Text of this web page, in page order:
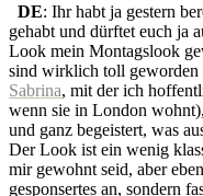
DE: Ihr habt ja gestern
gehabt und dürftet euch ja
Look mein Montagslook
sind wirklich toll geworden
Sabrina, mit der ich
wenn sie in London
und ganz begeistert, was
Der Look ist ein wenig
mir gewohnt seid, aber
gesponsertes an, sondern